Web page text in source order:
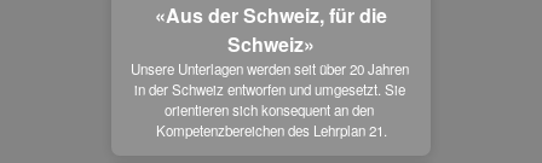
«Aus der Schweiz, für die
Schweiz»
Unsere Unterlagen werden seit über 20 Jahren
in der Schweiz entworfen und umgesetzt. Sie
orientieren sich konsequent an den
Kompetenzbereichen des Lehrplan 21.